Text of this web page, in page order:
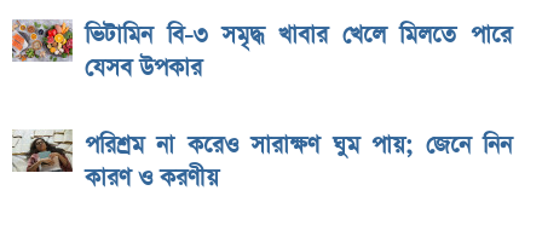
ভিটামিন বি-৩ সমৃদ্ধ খাবার খেলে মিলতে পারে
যেসব উপকার
পরিশ্রম না করেও সারাক্ষণ ঘুম পায়; জেনে নিন
কারণ ও করণীয়